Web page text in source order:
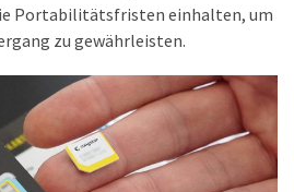
Portabilitätsfristen einhalten, um
zu gewährleisten.